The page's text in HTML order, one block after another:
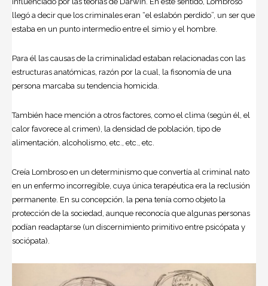
llegó a decir que los criminales eran “el eslabón perdido”, un ser que
estaba en un punto intermedio entre el simio y el hombre.
Para él las causas de la criminalidad estaban relacionadas con las
estructuras anatómicas, razón por la cual, la fisonomía de una
persona marcaba su tendencia homicida.
También hace mención a otros factores, como el clima (según él, el
calor favorece al crimen), la densidad de población, tipo de
alimentación, alcoholismo, etc., etc., etc.
Creía Lombroso en un determinismo que convertía al criminal nato
en un enfermo incorregible, cuya única terapéutica era la reclusión
permanente. En su concepción, la pena tenía como objeto la
protección de la sociedad, aunque reconocía que algunas personas
podían readaptarse (un discernimiento primitivo entre psicópata y
sociópata).